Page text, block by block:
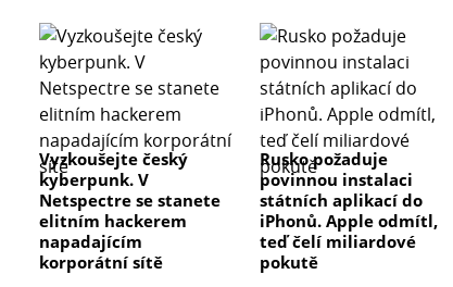
Vyzkoušejte český
kyberpunk. V
Netspectre se stanete
elitním hackerem
napadajícím
korporátní sítě
Rusko požaduje
povinnou instalaci
státních aplikací do
iPhonů. Apple odmítl,
teď čelí miliardové
pokutě